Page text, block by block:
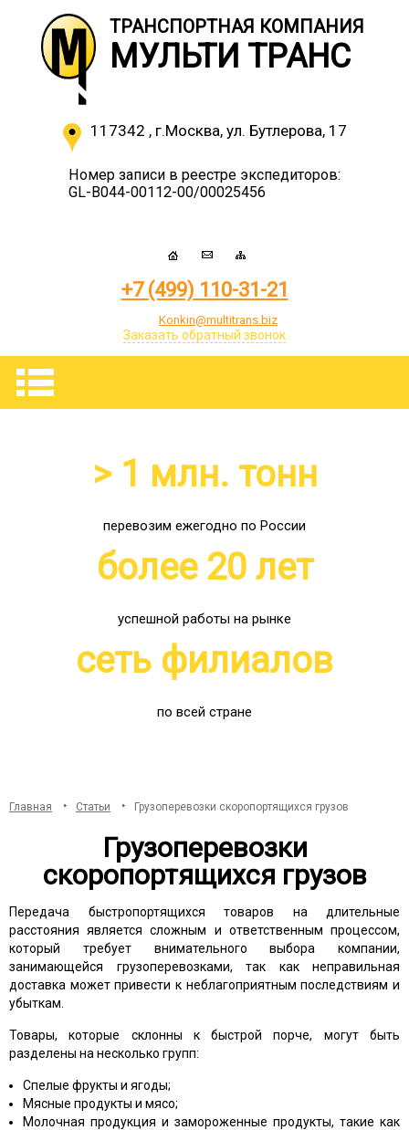
ТРАНСПОРТНАЯ КОМПАНИЯ
МУЛЬТИ ТРАНС
117342 , г.Москва, ул. Бутлерова, 17
Номер записи в реестре экспедиторов:
GL-B044-00112-00/00025456
+7 (499) 110-31-21
Konkin@multitrans.biz
Заказать обратный звонок
> 1 млн. тонн
перевозим ежегодно по России
более 20 лет
успешной работы на рынке
сеть филиалов
по всей стране
Главная Статьи Грузоперевозки скоропортящихся грузов
Грузоперевозки
скоропортящихся грузов
Передача быстропортящихся товаров на длительные
расстояния является сложным и ответственным процессом,
который требует внимательного выбора компании,
занимающейся грузоперевозками, так как неправильная
доставка может привести к неблагоприятным последствиям и
убыткам.
Товары, которые склонны к быстрой порче, могут быть
разделены на несколько групп:
Спелые фрукты и ягоды;
Мясные продукты и мясо;
Молочная продукция и замороженные продукты, такие как